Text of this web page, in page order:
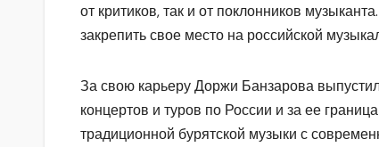
от критиков, так и от поклонников
закрепить свое место на российской
За свою карьеру Доржи Банзарова
концертов и туров по России и за ее
традиционной бурятской музыки с